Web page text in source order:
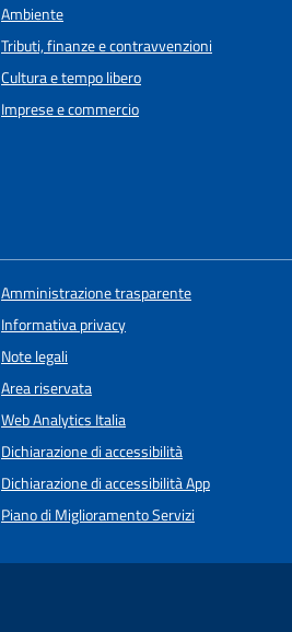
Ambiente
Tributi, finanze e contravvenzioni
Cultura e tempo libero
Imprese e commercio
Amministrazione trasparente
Informativa privacy
Note legali
Area riservata
Web Analytics Italia
Dichiarazione di accessibilità
Dichiarazione di accessibilità App
Piano di Miglioramento Servizi